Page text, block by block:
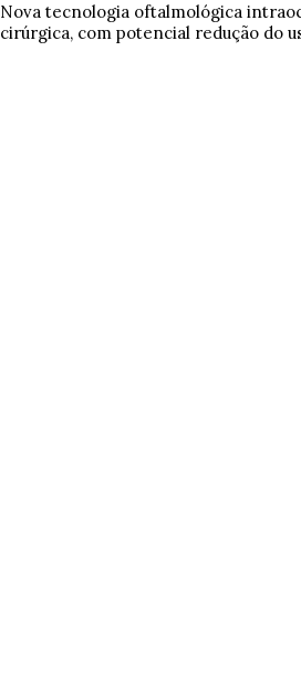
Nova tecnologia oftalmológica
cirúrgica, com potencial redução do